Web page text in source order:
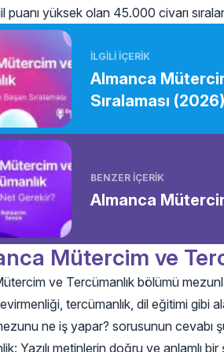
puanı yüksek olan 45.000 civarı
İLGİLİ İÇERİK
Almanca
Sıralaması (2026)
BENZER İÇERİK
Almanca
Mütercim ve
ve Tercümanlık bölümü
tercümanlık, dil eğitimi gibi
ne iş yapar? sorusunun cevabı
Yazılı metinlerin doğru ve anlamlı